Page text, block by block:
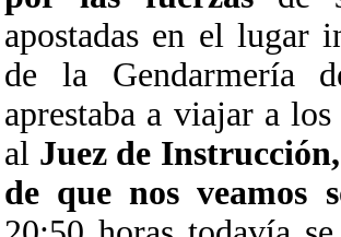
apostadas en el lugar
de la Gendarmería
aprestaba a viajar a
al Juez de
de que nos veamos